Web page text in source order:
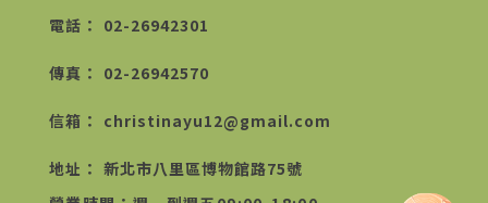
02-26942301
02-26942570
christinayu12@gmail.com
新北市八里區博物館路75號